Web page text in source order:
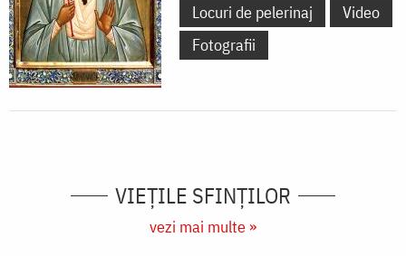
Locuri de pelerinaj
Video
Fotografii
VIEŢILE SFINŢILOR
vezi mai multe »